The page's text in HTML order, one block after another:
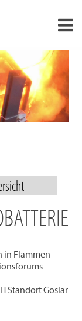
›
›
›
in Flammen
Standort Goslar